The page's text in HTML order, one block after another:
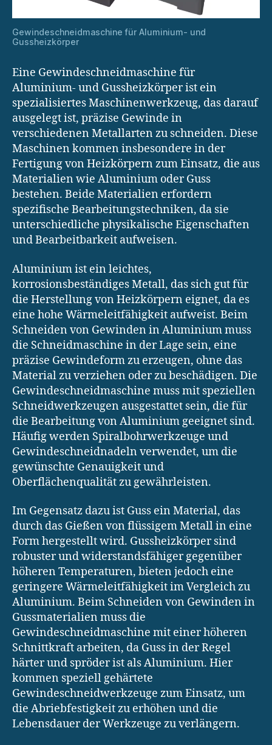
Gewindeschneidmaschine für Aluminium- und
Gussheizkörper
Eine Gewindeschneidmaschine für
Aluminium- und Gussheizkörper ist ein
spezialisiertes Maschinenwerkzeug, das darauf
ausgelegt ist, präzise Gewinde in
verschiedenen Metallarten zu schneiden. Diese
Maschinen kommen insbesondere in der
Fertigung von Heizkörpern zum Einsatz, die aus
Materialien wie Aluminium oder Guss
bestehen. Beide Materialien erfordern
spezifische Bearbeitungstechniken, da sie
unterschiedliche physikalische Eigenschaften
und Bearbeitbarkeit aufweisen.
Aluminium ist ein leichtes,
korrosionsbeständiges Metall, das sich gut für
die Herstellung von Heizkörpern eignet, da es
eine hohe Wärmeleitfähigkeit aufweist. Beim
Schneiden von Gewinden in Aluminium muss
die Schneidmaschine in der Lage sein, eine
präzise Gewindeform zu erzeugen, ohne das
Material zu verziehen oder zu beschädigen. Die
Gewindeschneidmaschine muss mit speziellen
Schneidwerkzeugen ausgestattet sein, die für
die Bearbeitung von Aluminium geeignet sind.
Häufig werden Spiralbohrwerkzeuge und
Gewindeschneidnadeln verwendet, um die
gewünschte Genauigkeit und
Oberflächenqualität zu gewährleisten.
Im Gegensatz dazu ist Guss ein Material, das
durch das Gießen von flüssigem Metall in eine
Form hergestellt wird. Gussheizkörper sind
robuster und widerstandsfähiger gegenüber
höheren Temperaturen, bieten jedoch eine
geringere Wärmeleitfähigkeit im Vergleich zu
Aluminium. Beim Schneiden von Gewinden in
Gussmaterialien muss die
Gewindeschneidmaschine mit einer höheren
Schnittkraft arbeiten, da Guss in der Regel
härter und spröder ist als Aluminium. Hier
kommen speziell gehärtete
Gewindeschneidwerkzeuge zum Einsatz, um
die Abriebfestigkeit zu erhöhen und die
Lebensdauer der Werkzeuge zu verlängern.